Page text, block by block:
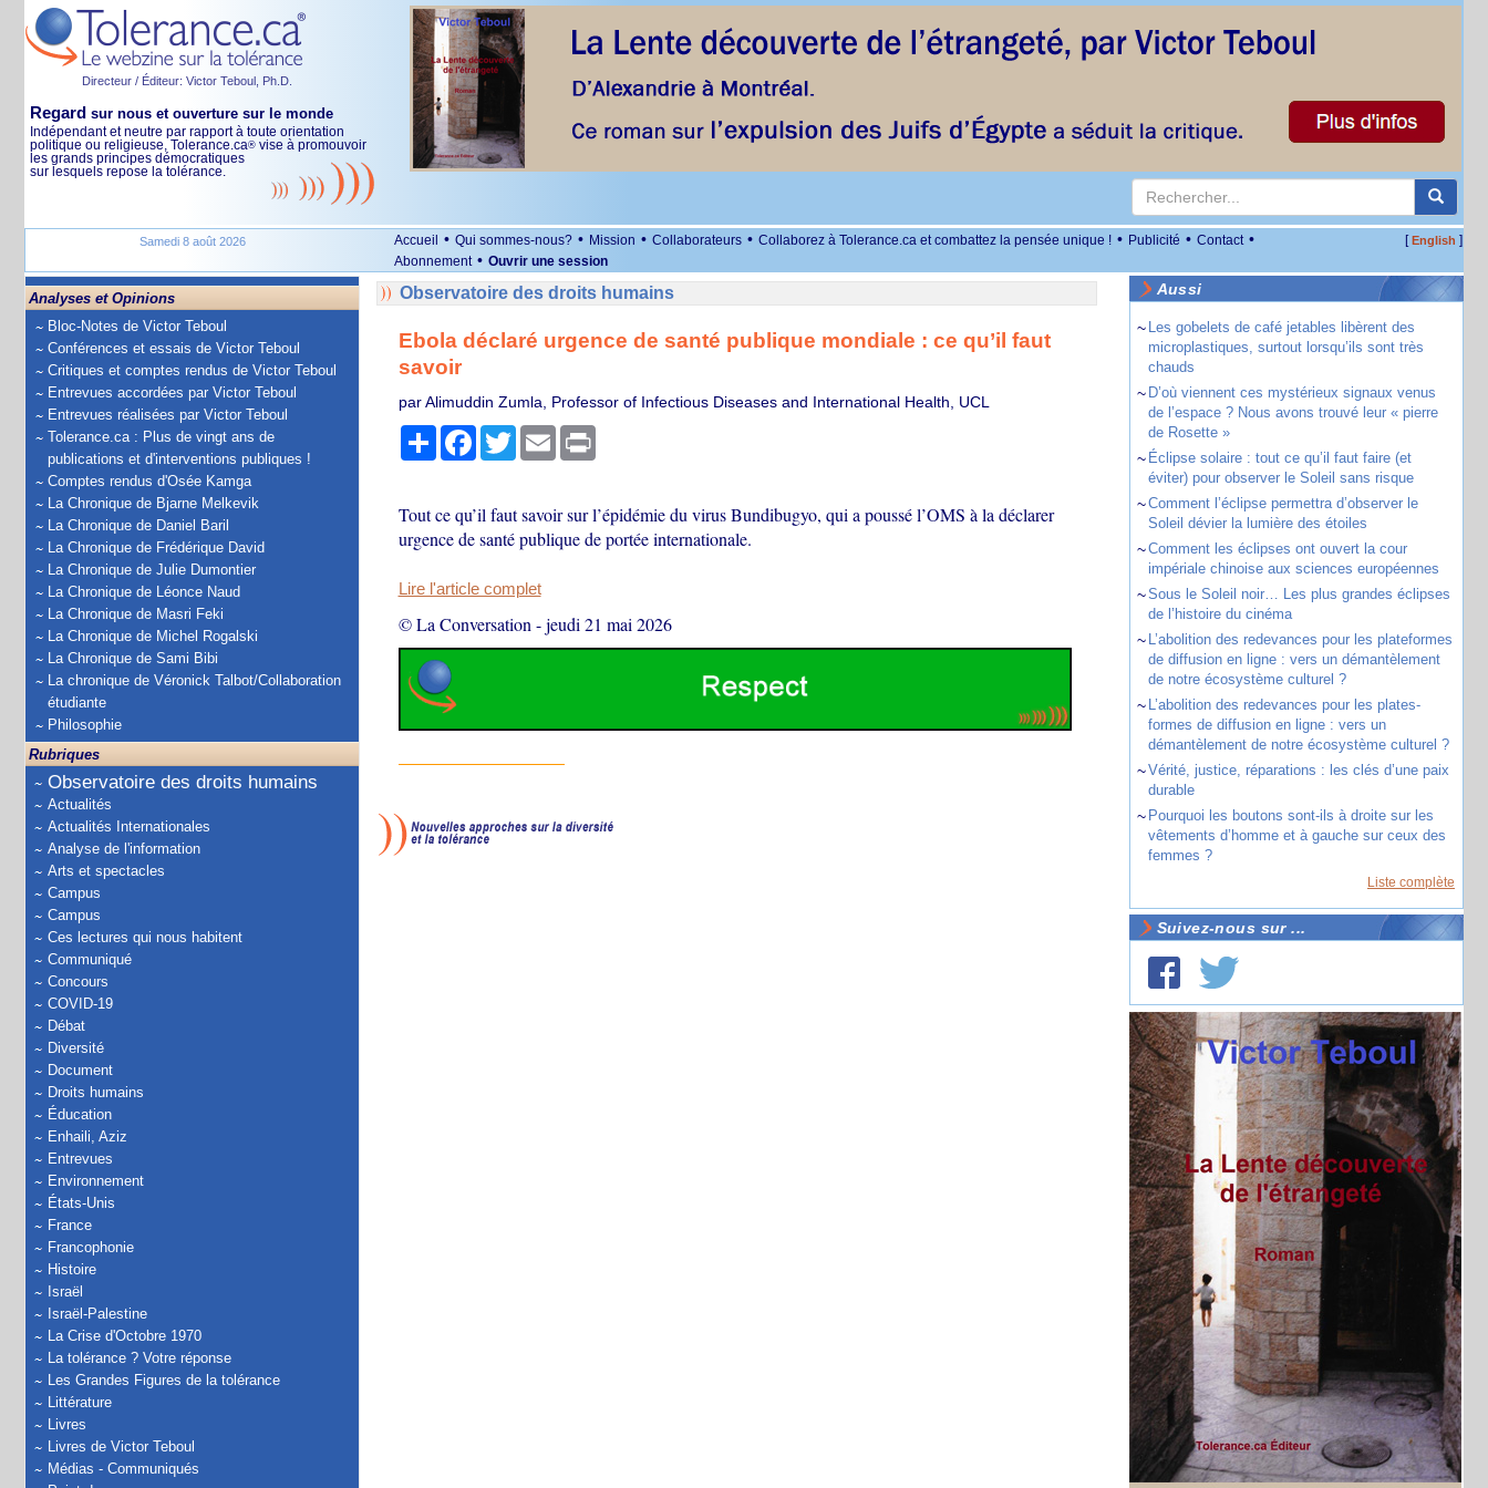
Directeur / Éditeur: Victor Teboul, Ph.D.
Regard sur nous et ouverture sur le monde
Indépendant et neutre par rapport à toute orientation
politique ou religieuse, Tolerance.ca® vise à promouvoir
les grands principes démocratiques
sur lesquels repose la tolérance.
Samedi 8 août 2026 Accueil • Qui sommes-nous? • Mission • Collaborateurs • Collaborez à Tolerance.ca et combattez la pensée unique ! • Publicité • Contact •
Abonnement • Ouvrir une session
[English ]
Analyses et Opinions
Bloc-Notes de Victor Teboul
Conférences et essais de Victor Teboul
Critiques et comptes rendus de Victor Teboul
Entrevues accordées par Victor Teboul
Entrevues réalisées par Victor Teboul
Tolerance.ca : Plus de vingt ans de
publications et d'interventions publiques !
Comptes rendus d'Osée Kamga
La Chronique de Bjarne Melkevik
La Chronique de Daniel Baril
La Chronique de Frédérique David
La Chronique de Julie Dumontier
La Chronique de Léonce Naud
La Chronique de Masri Feki
La Chronique de Michel Rogalski
La Chronique de Sami Bibi
La chronique de Véronick Talbot/Collaboration
étudiante
Philosophie
Rubriques
Observatoire des droits humains
Actualités
Actualités Internationales
Analyse de l'information
Arts et spectacles
Campus
Campus
Ces lectures qui nous habitent
Communiqué
Concours
COVID-19
Débat
Diversité
Document
Droits humains
Éducation
Enhaili, Aziz
Entrevues
Environnement
États-Unis
France
Francophonie
Histoire
Israël
Israël-Palestine
La Crise d'Octobre 1970
La tolérance ? Votre réponse
Les Grandes Figures de la tolérance
Littérature
Livres
Livres de Victor Teboul
Médias - Communiqués
Observatoire des droits humains
Ebola déclaré urgence de santé publique mondiale : ce qu’il faut
savoir
par Alimuddin Zumla, Professor of Infectious Diseases and International Health, UCL
PartagerFacebook
TwitterEmail Print
Tout ce qu’il faut savoir sur l’épidémie du virus Bundibugyo, qui a poussé l’OMS à la déclarer
urgence de santé publique de portée internationale.
Lire l'article complet
© La Conversation -jeudi 21 mai 2026
Aussi
~ Les gobelets de café jetables libèrent des
microplastiques, surtout lorsqu’ils sont très
chauds
~ D’où viennent ces mystérieux signaux venus
de l’espace ? Nous avons trouvé leur « pierre
de Rosette »
~ Éclipse solaire : tout ce qu’il faut faire (et
éviter) pour observer le Soleil sans risque
~Comment l’éclipse permettra d’observer le
Soleil dévier la lumière des étoiles
~Comment les éclipses ont ouvert la cour
impériale chinoise aux sciences européennes
~Sous le Soleil noir… Les plus grandes éclipses
de l’histoire du cinéma
~ L’abolition des redevances pour les plateformes
de diffusion en ligne : vers un démantèlement
de notre écosystème culturel ?
~ L’abolition des redevances pour les plates-
formes de diffusion en ligne : vers un
démantèlement de notre écosystème culturel ?
~Vérité, justice, réparations : les clés d’une paix
durable
~ Pourquoi les boutons sont-ils à droite sur les
vêtements d’homme et à gauche sur ceux des
femmes ?
Liste complète
Suivez-nous sur ...